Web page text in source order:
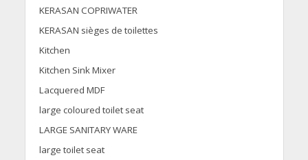
KERASAN COPRIWATER
KERASAN sièges de toilettes
Kitchen
Kitchen Sink Mixer
Lacquered MDF
large coloured toilet seat
LARGE SANITARY WARE
large toilet seat